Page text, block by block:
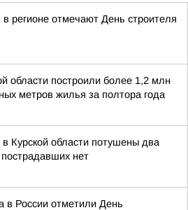
в регионе отмечают День строителя
области построили более 1,2 млн
метров жилья за полтора года
в Курской области потушены два
нет
в России отметили День